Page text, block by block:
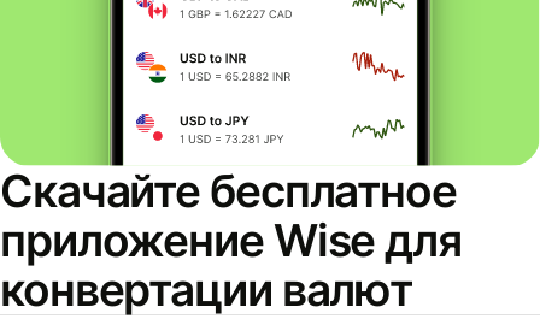
Скачайте бесплатное
приложение Wise для
конвертации валют